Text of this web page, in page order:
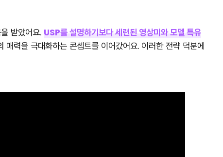
받았어요. USP를 설명하기보다 세련된 영상미와 모델 특유
매력을 극대화하는 콘셉트를 이어갔어요. 이러한 전략 덕분에